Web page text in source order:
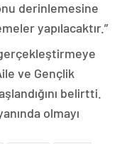
derinlemesine
yapılacaktır.”
ve Gençlik
belirtti.
olmayı